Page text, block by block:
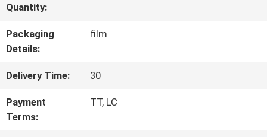
オ
私
達
に
Quantity:
Packaging
Details:
film
Delivery Time: 30
Payment
Terms:
TT, LC